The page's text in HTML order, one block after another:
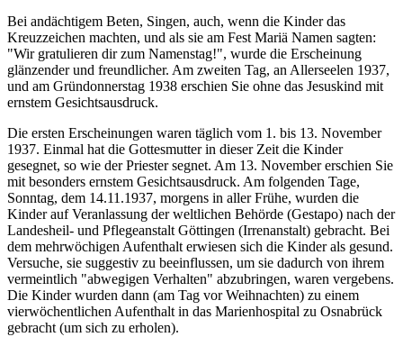
Bei andächtigem Beten, Singen, auch, wenn die Kinder das
Kreuzzeichen machten, und als sie am Fest Mariä Namen sagten:
"Wir gratulieren dir zum Namenstag!", wurde die Erscheinung
glänzender und freundlicher. Am zweiten Tag, an Allerseelen 1937,
und am Gründonnerstag 1938 erschien Sie ohne das Jesuskind mit
ernstem Gesichtsausdruck.
Die ersten Erscheinungen waren täglich vom 1. bis 13. November
1937. Einmal hat die Gottesmutter in dieser Zeit die Kinder
gesegnet, so wie der Priester segnet. Am 13. November erschien Sie
mit besonders ernstem Gesichtsausdruck. Am folgenden Tage,
Sonntag, dem 14.11.1937, morgens in aller Frühe, wurden die
Kinder auf Veranlassung der weltlichen Behörde (Gestapo) nach der
Landesheil- und Pflegeanstalt Göttingen (Irrenanstalt) gebracht. Bei
dem mehrwöchigen Aufenthalt erwiesen sich die Kinder als gesund.
Versuche, sie suggestiv zu beeinflussen, um sie dadurch von ihrem
vermeintlich "abwegigen Verhalten" abzubringen, waren vergebens.
Die Kinder wurden dann (am Tag vor Weihnachten) zu einem
vierwöchentlichen Aufenthalt in das Marienhospital zu Osnabrück
gebracht (um sich zu erholen).